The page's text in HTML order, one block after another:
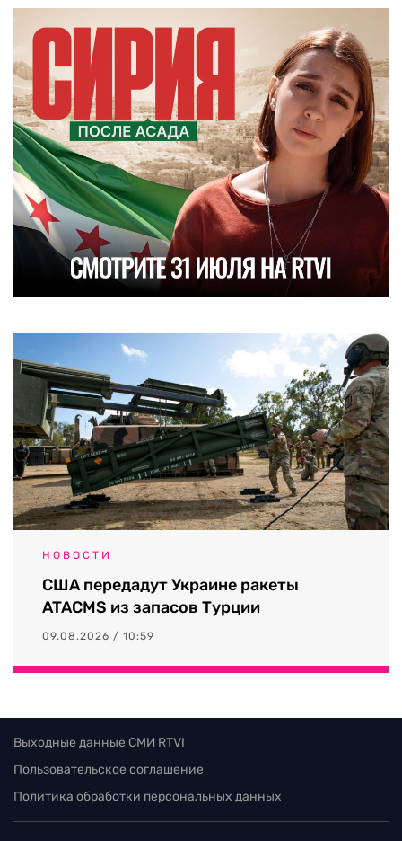
НОВОСТИ
США передадут Украине ракеты
ATACMS из запасов Турции
09.08.2026 / 10:59
Выходные данные СМИ RTVI
Пользовательское соглашение
Политика обработки персональных данных